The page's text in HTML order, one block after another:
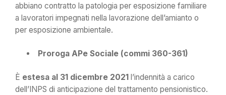
abbiano contratto la patologia per esposizione familiare
a lavoratori impegnati nella lavorazione dell’amianto o
per esposizione ambientale.
Proroga APe Sociale (commi 360-361)
È estesa al 31 dicembre 2021 l’indennità a carico
dell’INPS di anticipazione del trattamento pensionistico.